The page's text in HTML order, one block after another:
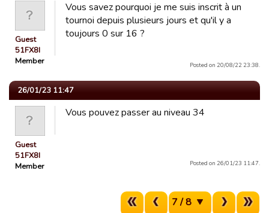
Guest
51FX8I
Member
Vous savez pourquoi je me suis inscrit à un
tournoi depuis plusieurs jours et qu'il y a
toujours 0 sur 16 ?
Posted on 20/08/22 23:38.
26/01/23 11:47
Guest
51FX8I
Member
Vous pouvez passer au niveau 34
Posted on 26/01/23 11:47.
7 / 8